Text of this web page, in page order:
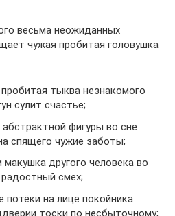
весьма неожиданных
чужая пробитая головушка
тыква незнакомого
сулит счастье;
фигуры во сне
спящего чужие заботы;
другого человека во
смех;
потёки на лице покойника
тоски по несбыточному;